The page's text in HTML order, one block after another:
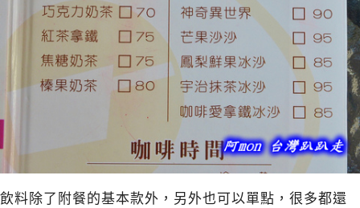
飲料除了附餐的基本款外，另外也可以單點，很多都還